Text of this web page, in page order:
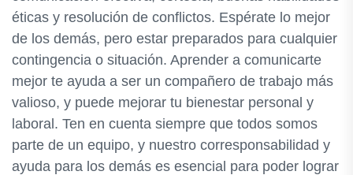
éticas y resolución de conflictos. Espérate lo mejor
de los demás, pero estar preparados para cualquier
contingencia o situación. Aprender a comunicarte
mejor te ayuda a ser un compañero de trabajo más
valioso, y puede mejorar tu bienestar personal y
laboral. Ten en cuenta siempre que todos somos
parte de un equipo, y nuestro corresponsabilidad y
ayuda para los demás es esencial para poder lograr